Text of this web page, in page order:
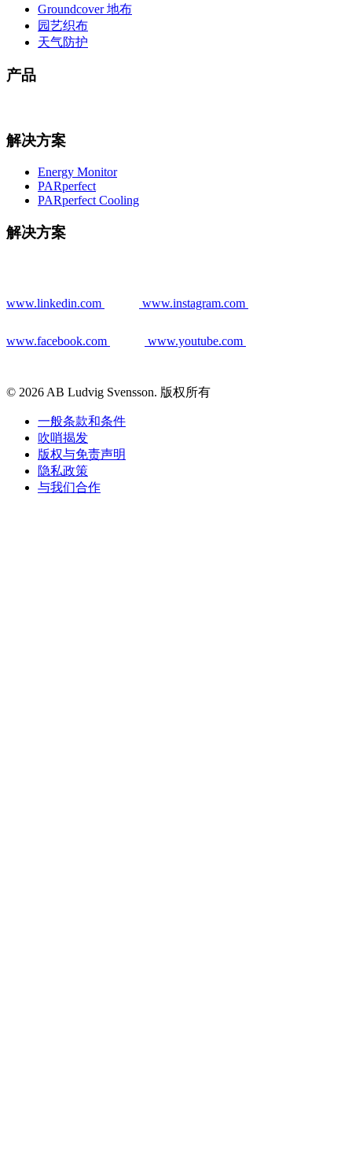
Groundcover 地布
园艺织布
天气防护
产品
解决方案
Energy Monitor
PARperfect
PARperfect Cooling
解决方案
www.linkedin.com www.instagram.com
www.facebook.com www.youtube.com
© 2026 AB Ludvig Svensson. 版权所有
一般条款和条件
吹哨揭发
版权与免责声明
隐私政策
与我们合作